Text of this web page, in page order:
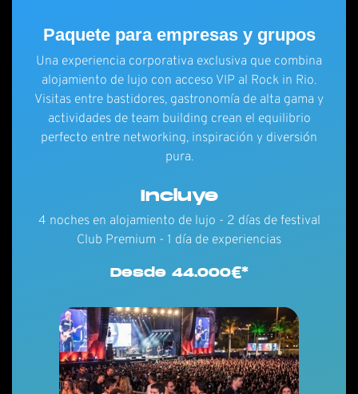
Paquete para empresas y grupos
Una experiencia corporativa exclusiva que combina
alojamiento de lujo con acceso VIP al Rock in Rio.
Visitas entre bastidores, gastronomía de alta gama y
actividades de team building crean el equilibrio
perfecto entre networking, inspiración y diversión
pura.
Incluye
4 noches en alojamiento de lujo - 2 días de festival
Club Premium - 1 día de experiencias
Desde 44.000€*